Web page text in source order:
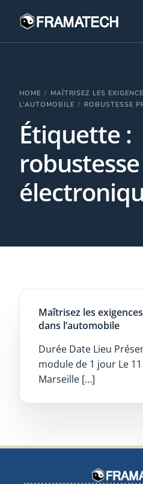
HOME
MAÎTRISEZ LES
L’AUTOMOBILE
ROBUSTESSE
Étiquette :
Maîtrisez les exigences
dans l’automobile
Durée Date Lieu
module de 1 jour Le
Marseille […]
Formations
Performance électronique
Stratégies industrielles